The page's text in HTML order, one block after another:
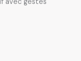
avec gestes